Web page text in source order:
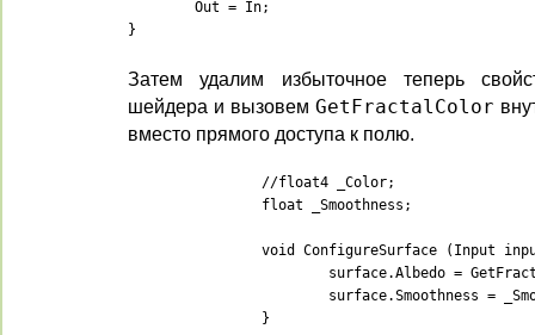
}
Затем удалим избыточное теперь
шейдера и вызовем GetFractalColor
вместо прямого доступа к полю.
		}